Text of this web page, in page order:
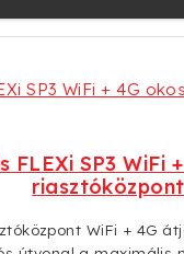
FLEXi SP3 WiFi
riasztóközpont
WiFi + 4G